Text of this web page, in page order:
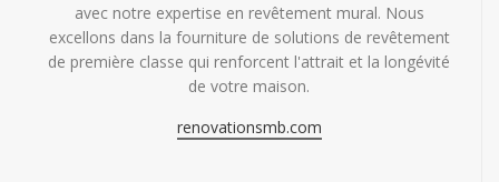
avec notre expertise en revêtement mural. Nous
excellons dans la fourniture de solutions de revêtement
de première classe qui renforcent l'attrait et la longévité
de votre maison.
renovationsmb.com